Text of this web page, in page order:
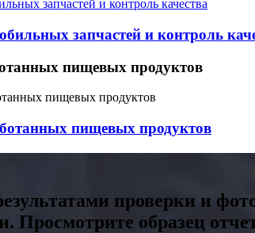
запчастей и контроль
пищевых продуктов
пищевых продуктов
проверки и
Просмотрите образец